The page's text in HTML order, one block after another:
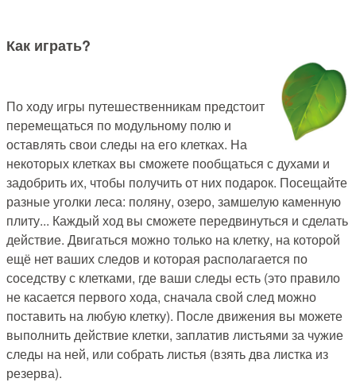
Как играть?
По ходу игры путешественникам предстоит
перемещаться по модульному полю и
оставлять свои следы на его клетках. На
некоторых клетках вы сможете пообщаться с духами и
задобрить их, чтобы получить от них подарок. Посещайте
разные уголки леса: поляну, озеро, замшелую каменную
плиту... Каждый ход вы сможете передвинуться и сделать
действие. Двигаться можно только на клетку, на которой
ещё нет ваших следов и которая располагается по
соседству с клетками, где ваши следы есть (это правило
не касается первого хода, сначала свой след можно
поставить на любую клетку). После движения вы можете
выполнить действие клетки, заплатив листьями за чужие
следы на ней, или собрать листья (взять два листка из
резерва).